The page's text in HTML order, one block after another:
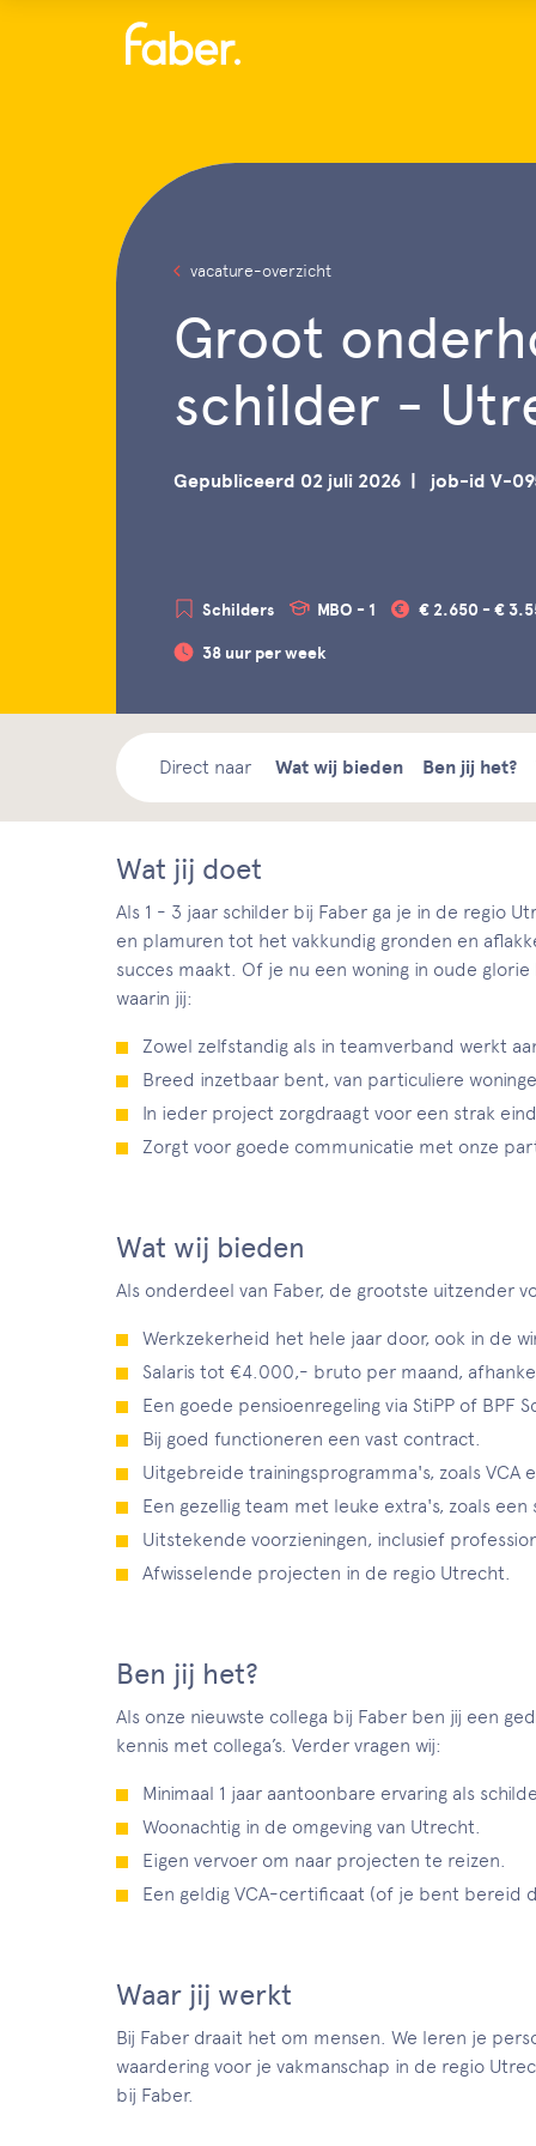
vacature-overzicht
Groot
schilder -
Gepubliceerd 02 juli 2026 job-id V-
Schilders MBO - 1 € 2.650 - €
38 uur per week
Direct naar Wat wij bieden Ben jij het?
Wat jij doet
Als 1 - 3 jaar schilder bij Faber ga je in de regio
en plamuren tot het vakkundig gronden en
succes maakt. Of je nu een woning in oude
waarin jij:
Zowel zelfstandig als in teamverband werkt
Breed inzetbaar bent, van particuliere
In ieder project zorgdraagt voor een strak
Zorgt voor goede communicatie met onze
Wat wij bieden
Als onderdeel van Faber, de grootste uitzender
Werkzekerheid het hele jaar door, ook in de
Salaris tot €4.000,- bruto per maand,
Een goede pensioenregeling via StiPP of BPF
Bij goed functioneren een vast contract.
Uitgebreide trainingsprogramma's, zoals VCA
Een gezellig team met leuke extra's, zoals
Uitstekende voorzieningen, inclusief
Afwisselende projecten in de regio Utrecht.
Ben jij het?
Als onze nieuwste collega bij Faber ben jij een
kennis met collega’s. Verder vragen wij:
Minimaal 1 jaar aantoonbare ervaring als
Woonachtig in de omgeving van Utrecht.
Eigen vervoer om naar projecten te reizen.
Een geldig VCA-certificaat (of je bent bereid
Waar jij werkt
Bij Faber draait het om mensen. We leren je
waardering voor je vakmanschap in de regio
bij Faber.